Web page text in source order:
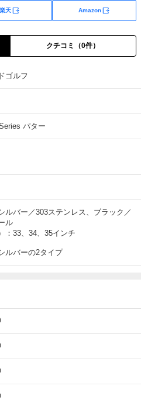
楽天 Amazon
クチコミ（0件）
ゴルフ
パター
ルバー／303ステンレス、ブラック／
ル
：33、34、35インチ
ルバーの2タイプ